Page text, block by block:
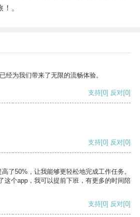
。
经为我们带来了无限的流畅体验。
支持[0] 反对[0]
支持[0] 反对[0]
了50%，让我能够更轻松地完成工作任务。
这个app，我可以提前下班，有更多的时间陪
支持[0] 反对[0]